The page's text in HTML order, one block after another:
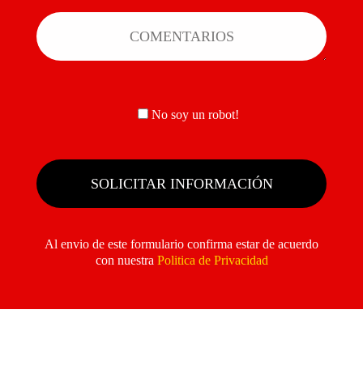
No soy un robot!
Al envio de este formulario confirma estar de acuerdo
con nuestra Politica de Privacidad